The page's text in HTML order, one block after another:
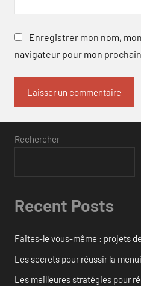
Enregistrer mon nom,
navigateur pour mon
Rechercher
Recent Posts
Faites-le vous-même : projets
Les secrets pour réussir la
Les meilleures stratégies pour